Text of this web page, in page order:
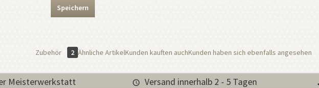
Speichern
Zubehör 2 Ähnliche ArtikelKunden kauften auchKunden haben sich ebenfalls angesehen
Meisterwerkstatt Versand innerhalb 2 - 5 Tagen